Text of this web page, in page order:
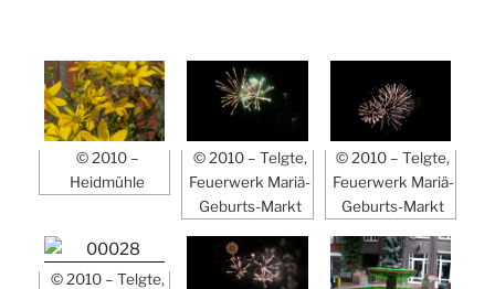
© 2010 –
Heidmühle
© 2010 – Telgte,
Feuerwerk Mariä-
Geburts-Markt
© 2010 – Telgte,
Feuerwerk Mariä-
Geburts-Markt
© 2010 – Telgte,